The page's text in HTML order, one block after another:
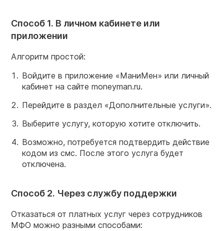
Способ 1. В личном кабинете или
приложении
Алгоритм простой:
Войдите в приложение «МаниМен» или личный
кабинет на сайте moneyman.ru.
Перейдите в раздел «Дополнительные услуги».
Выберите услугу, которую хотите отключить.
Возможно, потребуется подтвердить действие
кодом из смс. После этого услуга будет
отключена.
Способ 2. Через службу поддержки
Отказаться от платных услуг через сотрудников
МФО можно разными способами: